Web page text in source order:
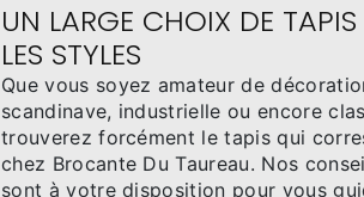
UN LARGE CHOIX DE
LES STYLES
Que vous soyez amateur de
scandinave, industrielle ou encore
trouverez forcément le tapis qui
chez Brocante Du Taureau. Nos
sont à votre disposition pour vous